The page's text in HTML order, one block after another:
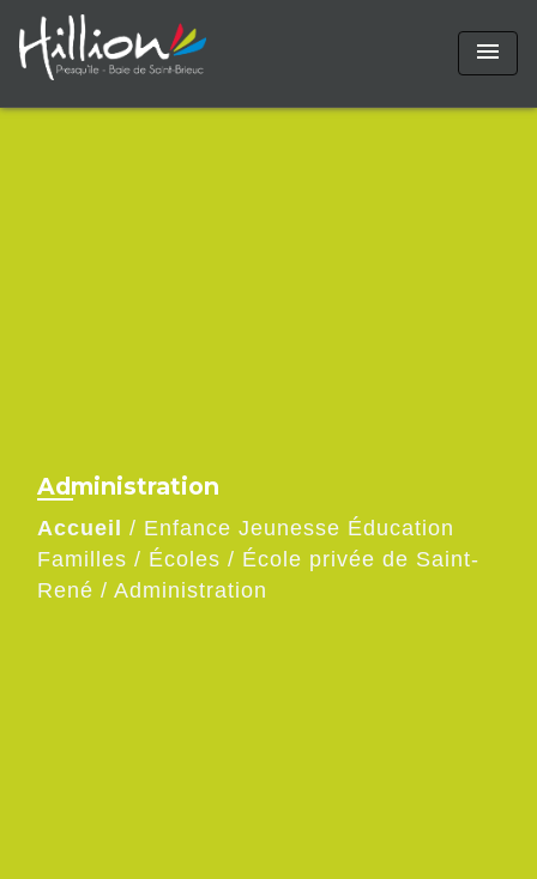
menu
Administration
Accueil / Enfance Jeunesse Éducation
Familles / Écoles / École privée de Saint-
René / Administration